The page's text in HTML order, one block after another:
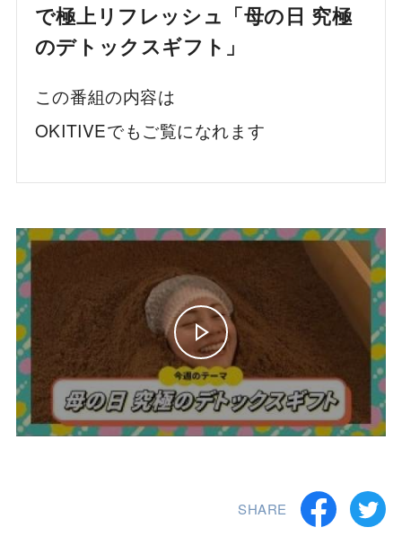
で極上リフレッシュ「母の日 究極
のデトックスギフト」
この番組の内容は
OKITIVEでもご覧になれます
SHARE